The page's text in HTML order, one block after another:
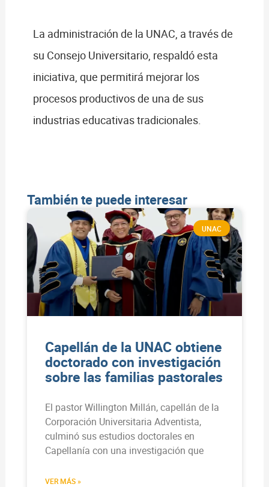
La administración de la UNAC, a través de
su Consejo Universitario, respaldó esta
iniciativa, que permitirá mejorar los
procesos productivos de una de sus
industrias educativas tradicionales.
También te puede interesar
UNAC
Capellán de la UNAC obtiene
doctorado con investigación
sobre las familias pastorales
El pastor Willington Millán, capellán de la
Corporación Universitaria Adventista,
culminó sus estudios doctorales en
Capellanía con una investigación que
VER MÁS »